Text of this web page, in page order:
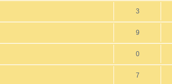
3
9
0
7